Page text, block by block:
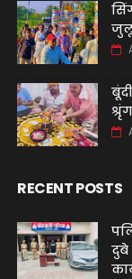
RECENT POSTS
दुबे